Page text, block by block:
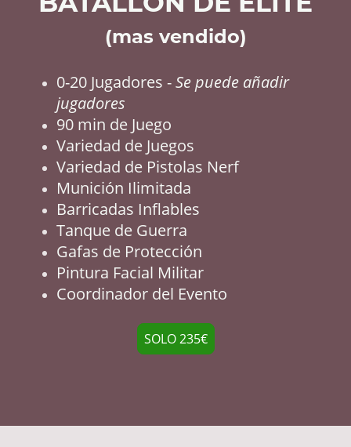
(mas vendido)
0-20 Jugadores -Se puede añadir
jugadores
90 min de Juego
Variedad de Juegos
Variedad de Pistolas Nerf
Munición Ilimitada
Barricadas Inflables
Tanque de Guerra
Gafas de Protección
Pintura Facial Militar
Coordinador del Evento
SOLO 235€